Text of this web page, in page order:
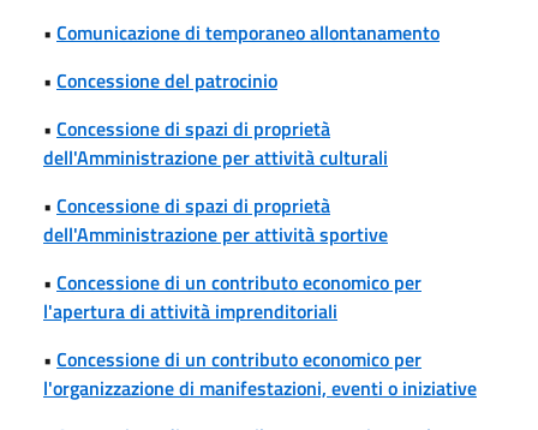
• Comunicazione di temporaneo allontanamento
• Concessione del patrocinio
• Concessione di spazi di proprietà
dell'Amministrazione per attività culturali
• Concessione di spazi di proprietà
dell'Amministrazione per attività sportive
• Concessione di un contributo economico per
l'apertura di attività imprenditoriali
• Concessione di un contributo economico per
l'organizzazione di manifestazioni, eventi o iniziative